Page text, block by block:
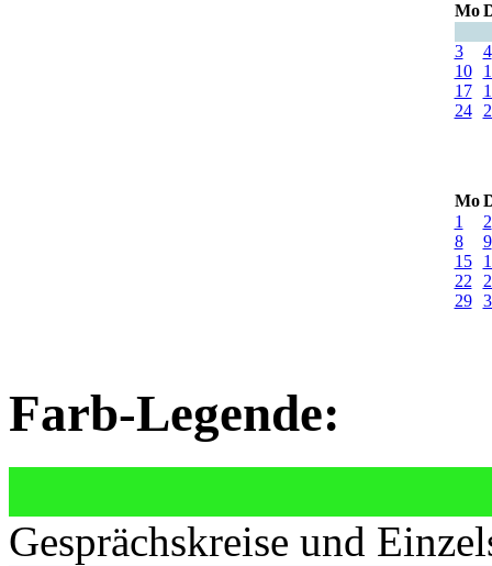
Mo
3
4
10
17
24
Mo
1
2
8
9
15
22
29
Farb-Legende:
Gesprächskreise und